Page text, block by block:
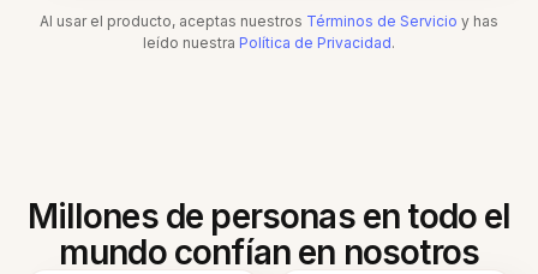
Al usar el producto, aceptas nuestros Términos de Servicio y has
leído nuestra Política de Privacidad.
Millones de personas en todo el
mundo confían en nosotros